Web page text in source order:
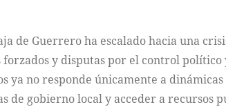
de Guerrero ha escalado hacia una
forzados y disputas por el control
ya no responde únicamente a
gobierno local y acceder a recursos